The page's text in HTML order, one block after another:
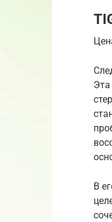
Эта
В